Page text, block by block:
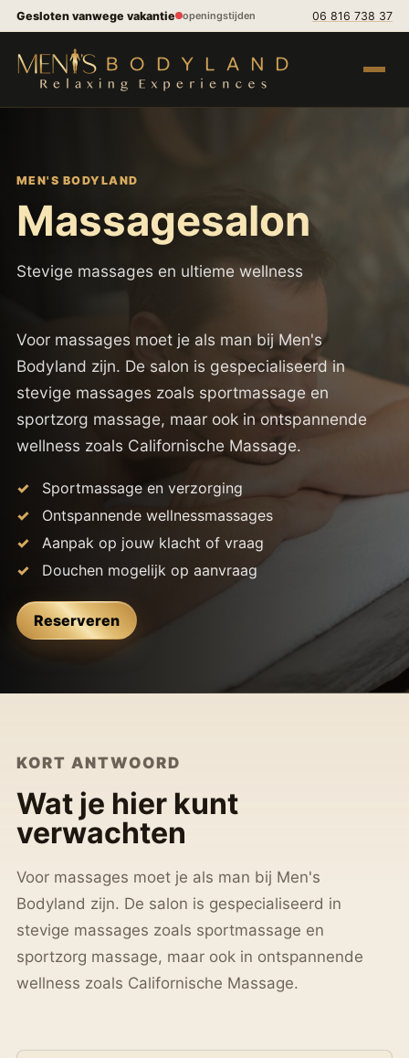
Spring naar inhoud
Gesloten vanwege vakantie openingstijden 06 816 738 37
Menu
MEN'S BODYLAND
Massagesalon
Stevige massages en ultieme wellness
Voor massages moet je als man bij Men's
Bodyland zijn. De salon is gespecialiseerd in
stevige massages zoals sportmassage en
sportzorg massage, maar ook in ontspannende
wellness zoals Californische Massage.
Sportmassage en verzorging
Ontspannende wellnessmassages
Aanpak op jouw klacht of vraag
Douchen mogelijk op aanvraag
Reserveren
KORT ANTWOORD
Wat je hier kunt
verwachten
Voor massages moet je als man bij Men's
Bodyland zijn. De salon is gespecialiseerd in
stevige massages zoals sportmassage en
sportzorg massage, maar ook in ontspannende
wellness zoals Californische Massage.